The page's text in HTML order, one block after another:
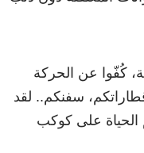
كُفّوا عن الحركة
سفنكم.. لقد
على كوكب